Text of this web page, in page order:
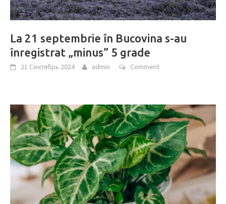
La 21 septembrie în Bucovina s-au
înregistrat „minus” 5 grade
21 Сентябрь 2024 admin Comment